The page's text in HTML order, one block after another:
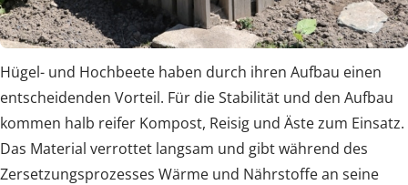
Hügel- und Hochbeete haben durch ihren Aufbau einen
entscheidenden Vorteil. Für die Stabilität und den Aufbau
kommen halb reifer Kompost, Reisig und Äste zum Einsatz.
Das Material verrottet langsam und gibt während des
Zersetzungsprozesses Wärme und Nährstoffe an seine